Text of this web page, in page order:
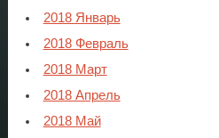
2018 Январь
2018 Февраль
2018 Март
2018 Апрель
2018 Май